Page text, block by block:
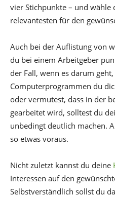
vier Stichpunkte – und wähle
relevantesten für den
Auch bei der Auflistung von
du bei einem Arbeitgeber
der Fall, wenn es darum
Computerprogrammen du
oder vermutest, dass in der
gearbeitet wird, solltest du
unbedingt deutlich machen.
so etwas voraus.
Nicht zuletzt kannst du deine
Interessen auf den
Selbstverständlich sollst du